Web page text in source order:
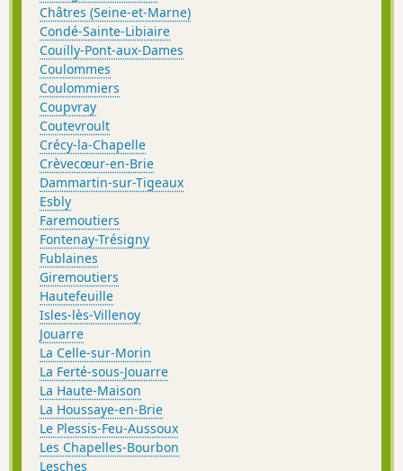
Châtres (Seine-et-Marne)
Condé-Sainte-Libiaire
Couilly-Pont-aux-Dames
Coulommes
Coulommiers
Coupvray
Coutevroult
Crécy-la-Chapelle
Crèvecœur-en-Brie
Dammartin-sur-Tigeaux
Esbly
Faremoutiers
Fontenay-Trésigny
Fublaines
Giremoutiers
Hautefeuille
Isles-lès-Villenoy
Jouarre
La Celle-sur-Morin
La Ferté-sous-Jouarre
La Haute-Maison
La Houssaye-en-Brie
Le Plessis-Feu-Aussoux
Les Chapelles-Bourbon
Lesches